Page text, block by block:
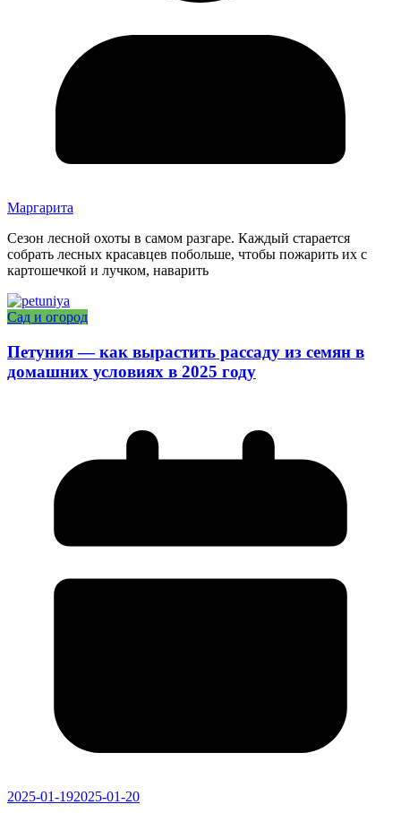
Маргарита
Сезон лесной охоты в самом разгаре. Каждый старается
собрать лесных красавцев побольше, чтобы пожарить их с
картошечкой и лучком, наварить
Сад и огород
Петуния — как вырастить рассаду из семян в
домашних условиях в 2025 году
2025-01-192025-01-20